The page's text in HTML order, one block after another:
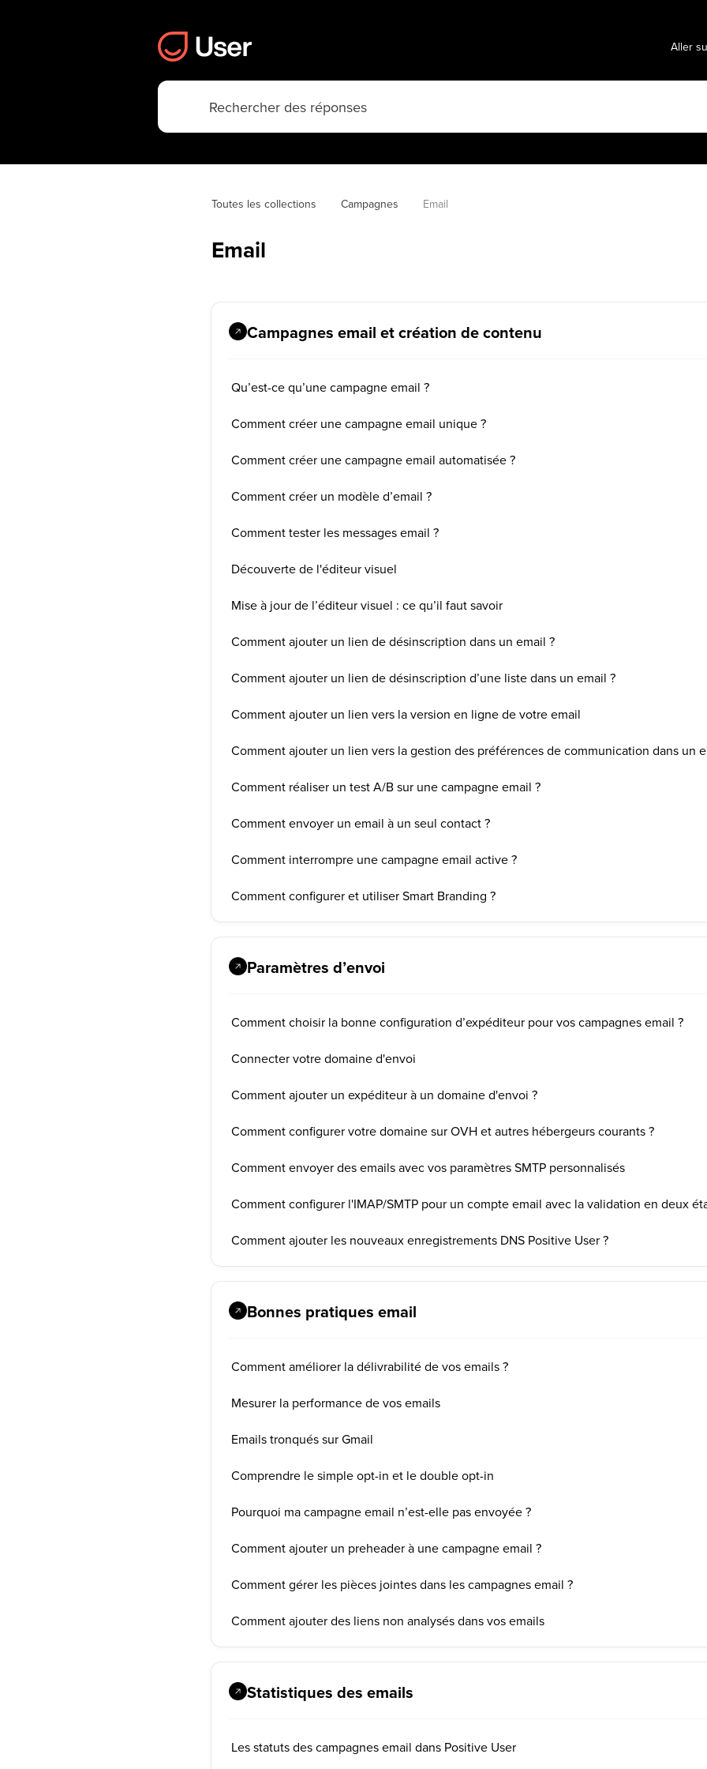
Aller
Toutes les collections Campagnes Email
Email
Campagnes email et création de contenu
Qu’est-ce qu’une campagne email ?
Comment créer une campagne email unique ?
Comment créer une campagne email automatisée ?
Comment créer un modèle d’email ?
Comment tester les messages email ?
Découverte de l'éditeur visuel
Mise à jour de l’éditeur visuel : ce qu’il faut savoir
Comment ajouter un lien de désinscription dans un email ?
Comment ajouter un lien de désinscription d’une liste dans un email ?
Comment ajouter un lien vers la version en ligne de votre email
Comment ajouter un lien vers la gestion des préférences de communication dans un
Comment réaliser un test A/B sur une campagne email ?
Comment envoyer un email à un seul contact ?
Comment interrompre une campagne email active ?
Comment configurer et utiliser Smart Branding ?
Paramètres d’envoi
Comment choisir la bonne configuration d’expéditeur pour vos campagnes email ?
Connecter votre domaine d'envoi
Comment ajouter un expéditeur à un domaine d'envoi ?
Comment configurer votre domaine sur OVH et autres hébergeurs courants ?
Comment envoyer des emails avec vos paramètres SMTP personnalisés
Comment configurer l'IMAP/SMTP pour un compte email avec la validation en deux
Comment ajouter les nouveaux enregistrements DNS Positive User ?
Bonnes pratiques email
Comment améliorer la délivrabilité de vos emails ?
Mesurer la performance de vos emails
Emails tronqués sur Gmail
Comprendre le simple opt-in et le double opt-in
Pourquoi ma campagne email n’est-elle pas envoyée ?
Comment ajouter un preheader à une campagne email ?
Comment gérer les pièces jointes dans les campagnes email ?
Comment ajouter des liens non analysés dans vos emails
Statistiques des emails
Les statuts des campagnes email dans Positive User